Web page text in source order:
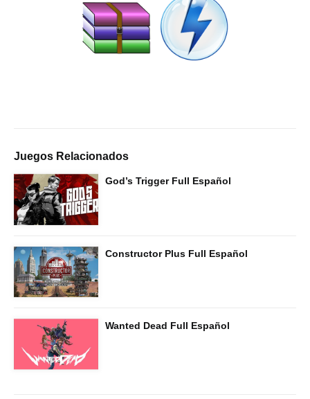
Juegos Relacionados
God’s Trigger Full Español
Constructor Plus Full Español
Wanted Dead Full Español